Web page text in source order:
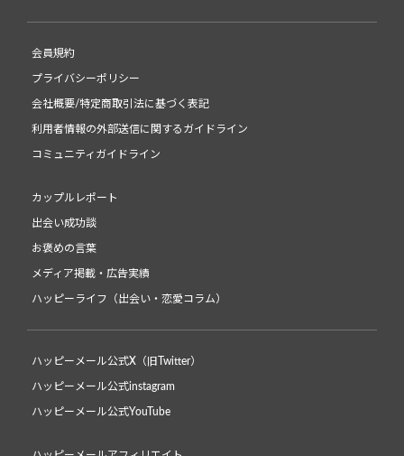
会員規約
プライバシーポリシー
会社概要/特定商取引法に基づく表記
利用者情報の外部送信に関するガイドライン
コミュニティガイドライン
カップルレポート
出会い成功談
お褒めの言葉
メディア掲載・広告実績
ハッピーライフ（出会い・恋愛コラム）
ハッピーメール公式X（旧Twitter）
ハッピーメール公式instagram
ハッピーメール公式YouTube